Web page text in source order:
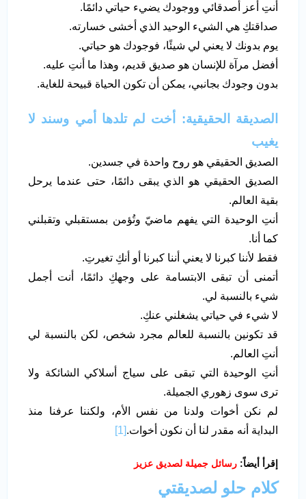
أنتِ أعز أصدقائي ووجودك يضيء حياتي دائمًا.
صداقتكِ هي الشيء الوحيد الذي أخشى خسارته.
يوم بدونك لا يعني لي شيئًا، فوجودك هو حياتي.
أفضل مرآة للإنسان هو صديق قديم، وهذا ما أنتِ عليه.
بدون وجودك بجانبي، يمكن أن تكون الحياة قبيحة للغاية.
الصديقة الحقيقية: أخت لم تلدها أمي وسند لا
يغيب
الصديق الحقيقي هو روح واحدة في جسدين.
الصديق الحقيقي هو الذي يبقى دائمًا، حتى عندما يرحل
بقية العالم.
أنتِ الوحيدة التي يفهم ماضيّ وتُؤمن بمستقبلي وتقبلني
كما أنا.
فقط لأننا كبرنا لا يعني أننا كبرنا أو أنكِ تغيرتِ.
أتمنى أن تبقى الابتسامة على وجهكِ دائمًا، أنت أجمل
شيء بالنسبة لي.
لا شيء في حياتي يشغلني عنكِ.
قد تكونين بالنسبة للعالم مجرد شخص، لكن بالنسبة لي
أنتِ العالم.
أنتِ الوحيدة التي تبقى على سياج أسلاكي الشائكة ولا
ترى سوى زهوري الجميلة.
لم نكن أخوات ولدنا من نفس الأم، ولكننا عرفنا منذ
البداية أنه مقدر لنا أن نكون أخوات.[1]
إقرأ أيضاً: رسائل جميلة لصديق عزيز
كلام حلو لصديقتي